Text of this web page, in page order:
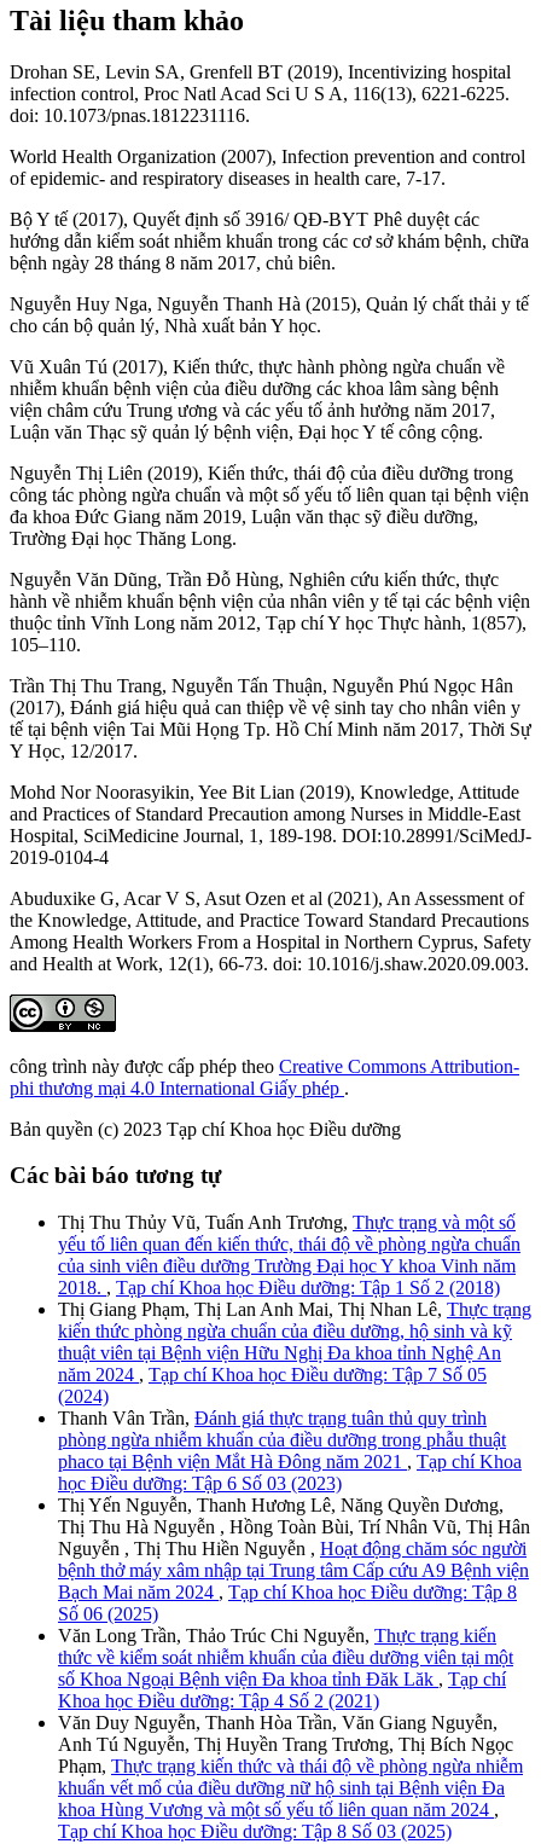
Tài liệu tham khảo
Drohan SE, Levin SA, Grenfell BT (2019), Incentivizing hospital
infection control, Proc Natl Acad Sci U S A, 116(13), 6221-6225.
doi: 10.1073/pnas.1812231116.
World Health Organization (2007), Infection prevention and control
of epidemic- and respiratory diseases in health care, 7-17.
Bộ Y tế (2017), Quyết định số 3916/ QĐ-BYT Phê duyệt các
hướng dẫn kiểm soát nhiễm khuẩn trong các cơ sở khám bệnh, chữa
bệnh ngày 28 tháng 8 năm 2017, chủ biên.
Nguyễn Huy Nga, Nguyễn Thanh Hà (2015), Quản lý chất thải y tế
cho cán bộ quản lý, Nhà xuất bản Y học.
Vũ Xuân Tú (2017), Kiến thức, thực hành phòng ngừa chuẩn về
nhiễm khuẩn bệnh viện của điều dưỡng các khoa lâm sàng bệnh
viện châm cứu Trung ương và các yếu tố ảnh hưởng năm 2017,
Luận văn Thạc sỹ quản lý bệnh viện, Đại học Y tế công cộng.
Nguyễn Thị Liên (2019), Kiến thức, thái độ của điều dưỡng trong
công tác phòng ngừa chuẩn và một số yếu tố liên quan tại bệnh viện
đa khoa Đức Giang năm 2019, Luận văn thạc sỹ điều dưỡng,
Trường Đại học Thăng Long.
Nguyễn Văn Dũng, Trần Đỗ Hùng, Nghiên cứu kiến thức, thực
hành về nhiễm khuẩn bệnh viện của nhân viên y tế tại các bệnh viện
thuộc tỉnh Vĩnh Long năm 2012, Tạp chí Y học Thực hành, 1(857),
105–110.
Trần Thị Thu Trang, Nguyễn Tấn Thuận, Nguyễn Phú Ngọc Hân
(2017), Đánh giá hiệu quả can thiệp về vệ sinh tay cho nhân viên y
tế tại bệnh viện Tai Mũi Họng Tp. Hồ Chí Minh năm 2017, Thời Sự
Y Học, 12/2017.
Mohd Nor Noorasyikin, Yee Bit Lian (2019), Knowledge, Attitude
and Practices of Standard Precaution among Nurses in Middle-East
Hospital, SciMedicine Journal, 1, 189-198. DOI:10.28991/SciMedJ-
2019-0104-4
Abuduxike G, Acar V S, Asut Ozen et al (2021), An Assessment of
the Knowledge, Attitude, and Practice Toward Standard Precautions
Among Health Workers From a Hospital in Northern Cyprus, Safety
and Health at Work, 12(1), 66-73. doi: 10.1016/j.shaw.2020.09.003.
công trình này được cấp phép theo Creative Commons Attribution-
phi thương mại 4.0 International Giấy phép .
Bản quyền (c) 2023 Tạp chí Khoa học Điều dưỡng
Các bài báo tương tự
Thị Thu Thủy Vũ, Tuấn Anh Trương, Thực trạng và một số
yếu tố liên quan đến kiến thức, thái độ về phòng ngừa chuẩn
của sinh viên điều dưỡng Trường Đại học Y khoa Vinh năm
2018. , Tạp chí Khoa học Điều dưỡng: Tập 1 Số 2 (2018)
Thị Giang Phạm, Thị Lan Anh Mai, Thị Nhan Lê, Thực trạng
kiến thức phòng ngừa chuẩn của điều dưỡng, hộ sinh và kỹ
thuật viên tại Bệnh viện Hữu Nghị Đa khoa tỉnh Nghệ An
năm 2024 , Tạp chí Khoa học Điều dưỡng: Tập 7 Số 05
(2024)
Thanh Vân Trần, Đánh giá thực trạng tuân thủ quy trình
phòng ngừa nhiễm khuẩn của điều dưỡng trong phẫu thuật
phaco tại Bệnh viện Mắt Hà Đông năm 2021 , Tạp chí Khoa
học Điều dưỡng: Tập 6 Số 03 (2023)
Thị Yến Nguyễn, Thanh Hương Lê, Năng Quyền Dương,
Thị Thu Hà Nguyễn , Hồng Toàn Bùi, Trí Nhân Vũ, Thị Hân
Nguyễn , Thị Thu Hiền Nguyễn , Hoạt động chăm sóc người
bệnh thở máy xâm nhập tại Trung tâm Cấp cứu A9 Bệnh viện
Bạch Mai năm 2024 , Tạp chí Khoa học Điều dưỡng: Tập 8
Số 06 (2025)
Văn Long Trần, Thảo Trúc Chi Nguyễn, Thực trạng kiến
thức về kiểm soát nhiễm khuẩn của điều dưỡng viên tại một
số Khoa Ngoại Bệnh viện Đa khoa tỉnh Đăk Lăk , Tạp chí
Khoa học Điều dưỡng: Tập 4 Số 2 (2021)
Văn Duy Nguyễn, Thanh Hòa Trần, Văn Giang Nguyễn,
Anh Tú Nguyễn, Thị Huyền Trang Trương, Thị Bích Ngọc
Phạm, Thực trạng kiến thức và thái độ về phòng ngừa nhiễm
khuẩn vết mổ của điều dưỡng nữ hộ sinh tại Bệnh viện Đa
khoa Hùng Vương và một số yếu tố liên quan năm 2024 ,
Tạp chí Khoa học Điều dưỡng: Tập 8 Số 03 (2025)